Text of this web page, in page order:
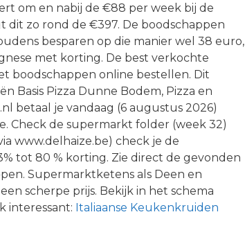
om en nabij de €88 per week bij de
dit zo rond de €397. De boodschappen
besparen op die manier wel 38 euro,
met korting. De best verkochte
boodschappen online bestellen. Dit
Basis Pizza Dunne Bodem, Pizza en
betaal je vandaag (6 augustus 2026)
Check de supermarkt folder (week 32)
www.delhaize.be) check je de
tot 80 % korting. Zie direct de gevonden
Supermarktketens als Deen en
scherpe prijs. Bekijk in het schema
interessant: Italiaanse Keukenkruiden